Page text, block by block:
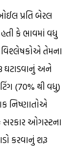
પ્રતિ બેરલ
કે ભાવમાં વધુ
તેમના
ઘટાડવાનું અને
(70% થી વધુ)
નિષ્ણાતોએ
સરકાર ઓગસ્ટના
કરવાનું શરૂ